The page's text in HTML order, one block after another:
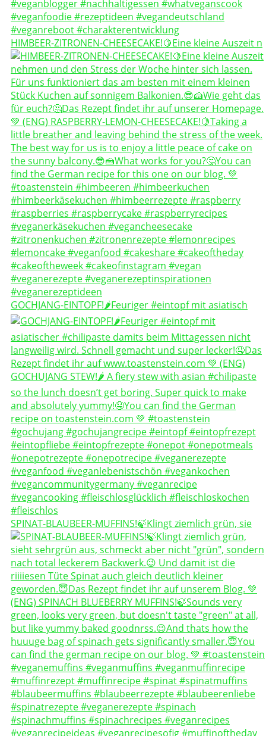
HIMBEER-ZITRONEN-CHEESECAKE!🍋Eine kleine Auszeit n
GOCHJANG-EINTOPF!🌶️Feuriger #eintopf mit asiatisch
SPINAT-BLAUBEER-MUFFINS!🍃Klingt ziemlich grün, sie